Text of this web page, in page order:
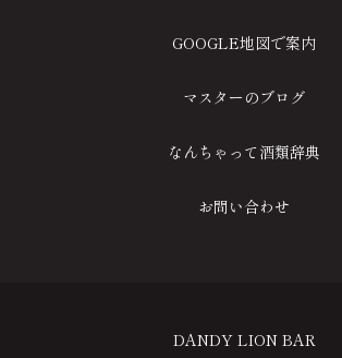
GOOGLE地図で案内
マスターのブログ
なんちゃって酒類辞典
お問い合わせ
DANDY LION BAR